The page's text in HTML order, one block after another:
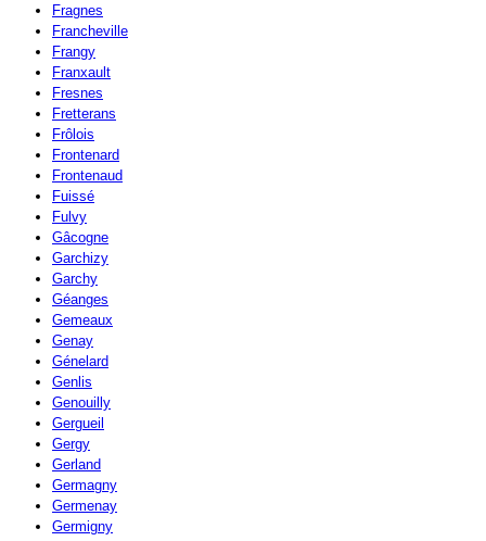
Fragnes
Francheville
Frangy
Franxault
Fresnes
Fretterans
Frôlois
Frontenard
Frontenaud
Fuissé
Fulvy
Gâcogne
Garchizy
Garchy
Géanges
Gemeaux
Genay
Génelard
Genlis
Genouilly
Gergueil
Gergy
Gerland
Germagny
Germenay
Germigny